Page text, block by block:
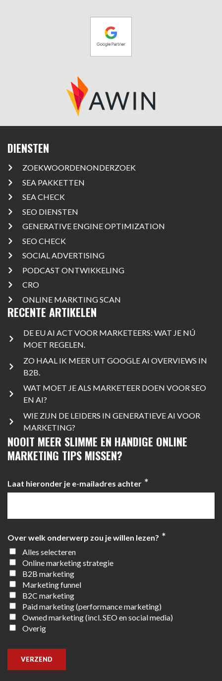
DIENSTEN
ZOEKWOORDENONDERZOEK
SEA PAKKETTEN
SEA CHECK
SEO DIENSTEN
GENERATIVE ENGINE OPTIMIZATION
SEO CHECK
SOCIAL ADVERTISING
PODCAST ONTWIKKELING
CRO
ONLINE MARKTING SCAN
RECENTE ARTIKELEN
DE EU AI ACT VOOR MARKETEERS: WAT JE NÚ
MOET REGELEN.
ZO HAAL IK MEER UIT GOOGLE AI OVERVIEWS IN
B2B.
WAT MOET JE ALS MARKETEER DOEN VOOR SEO
EN AI?
WIE ZIJN DE LEIDERS IN GENERATIEVE AI VOOR
MARKETING?
NOOIT MEER SLIMME EN HANDIGE ONLINE
MARKETING TIPS MISSEN?
Laat hieronder je e-mailadres achter *
Over welk onderwerp zou je willen lezen? *
Alles selecteren
Online marketing strategie
B2B marketing
Marketing funnel
B2C marketing
Paid marketing (performance marketing)
Owned marketing (incl. SEO en social media)
Overig
VERZEND